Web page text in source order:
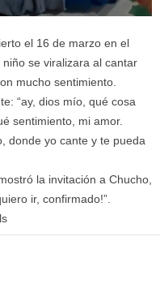
el 16 de marzo en el
se viralizara al cantar
mucho sentimiento.
“ay, dios mío, qué cosa
sentimiento, mi amor.
donde yo cante y te pueda
la invitación a Chucho,
ir, confirmado!”.